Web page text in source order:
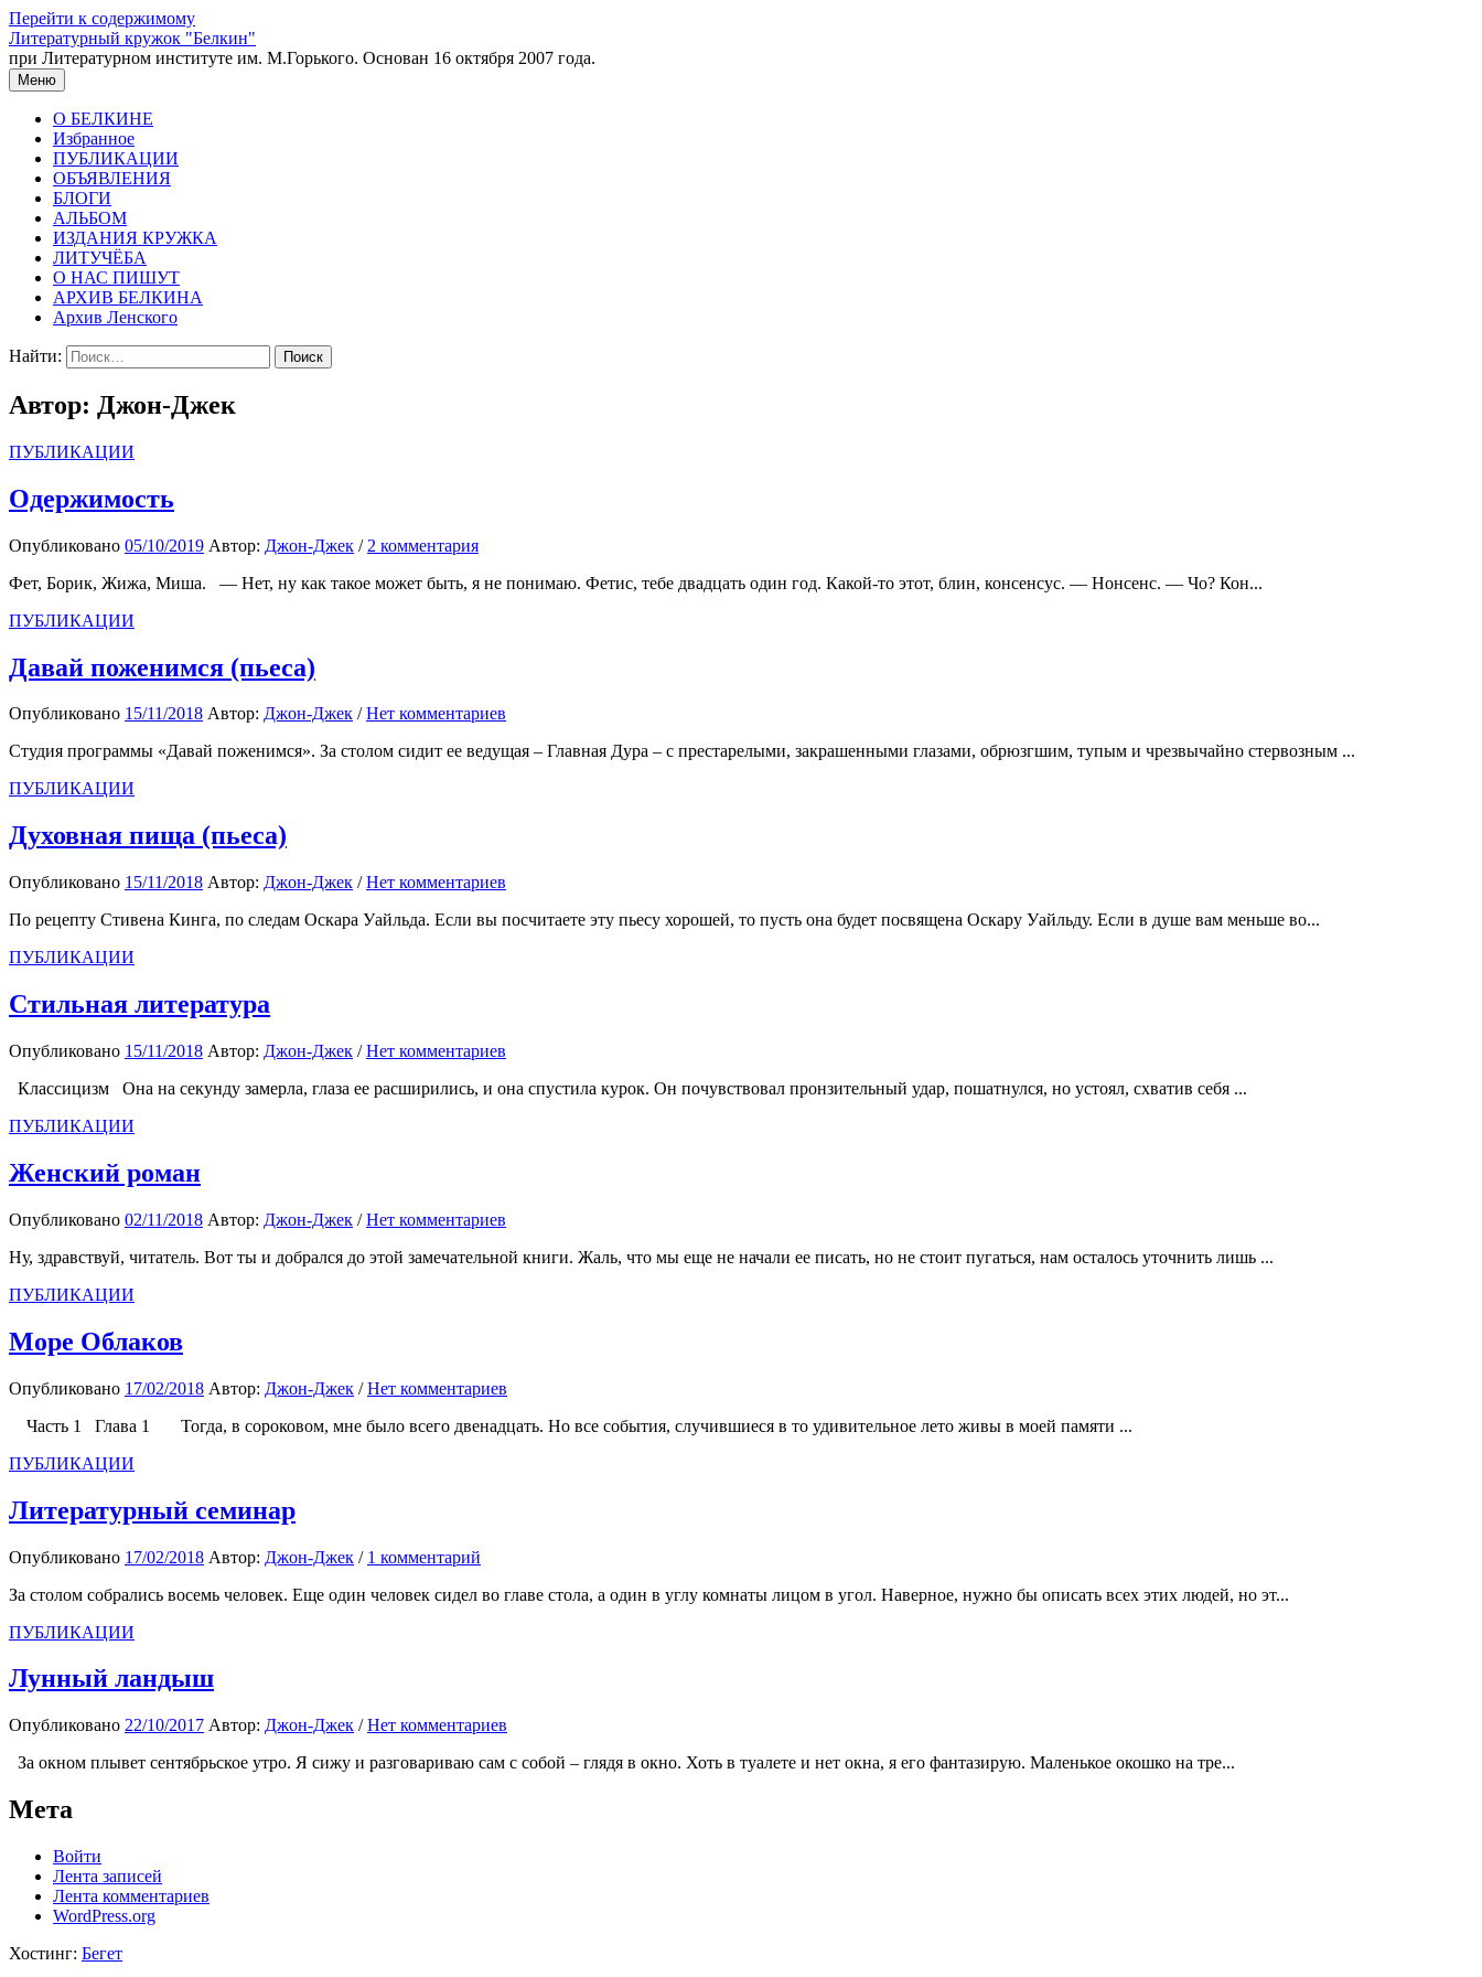
Перейти к содержимому
Литературный кружок "Белкин"
при Литературном институте им. М.Горького. Основан 16 октября 2007 года.
Меню
О БЕЛКИНЕ
Избранное
ПУБЛИКАЦИИ
ОБЪЯВЛЕНИЯ
БЛОГИ
АЛЬБОМ
ИЗДАНИЯ КРУЖКА
ЛИТУЧЁБА
О НАС ПИШУТ
АРХИВ БЕЛКИНА
Архив Ленского
Найти:
Автор: Джон-Джек
ПУБЛИКАЦИИ
Одержимость
Опубликовано 05/10/2019 Автор: Джон-Джек / 2 комментария
Фет, Борик, Жижа, Миша. — Нет, ну как такое может быть, я не понимаю. Фетис, тебе двадцать один год. Какой-то этот, блин, консенсус. — Нонсенс. — Чо? Кон...
ПУБЛИКАЦИИ
Давай поженимся (пьеса)
Опубликовано 15/11/2018 Автор: Джон-Джек /Нет комментариев
Студия программы «Давай поженимся». За столом сидит ее ведущая – Главная Дура – с престарелыми, закрашенными глазами, обрюзгшим, тупым и чрезвычайно стервозным ...
ПУБЛИКАЦИИ
Духовная пища (пьеса)
Опубликовано 15/11/2018 Автор: Джон-Джек /Нет комментариев
По рецепту Стивена Кинга, по следам Оскара Уайльда. Если вы посчитаете эту пьесу хорошей, то пусть она будет посвящена Оскару Уайльду. Если в душе вам меньше во...
ПУБЛИКАЦИИ
Стильная литература
Опубликовано 15/11/2018 Автор: Джон-Джек /Нет комментариев
Классицизм Она на секунду замерла, глаза ее расширились, и она спустила курок. Он почувствовал пронзительный удар, пошатнулся, но устоял, схватив себя ...
ПУБЛИКАЦИИ
Женский роман
Опубликовано 02/11/2018 Автор: Джон-Джек /Нет комментариев
Ну, здравствуй, читатель. Вот ты и добрался до этой замечательной книги. Жаль, что мы еще не начали ее писать, но не стоит пугаться, нам осталось уточнить лишь ...
ПУБЛИКАЦИИ
Море Облаков
Опубликовано 17/02/2018 Автор: Джон-Джек /Нет комментариев
Часть 1 Глава 1 Тогда, в сороковом, мне было всего двенадцать. Но все события, случившиеся в то удивительное лето живы в моей памяти ...
ПУБЛИКАЦИИ
Литературный семинар
Опубликовано 17/02/2018 Автор: Джон-Джек / 1 комментарий
За столом собрались восемь человек. Еще один человек сидел во главе стола, а один в углу комнаты лицом в угол. Наверное, нужно бы описать всех этих людей, но эт...
ПУБЛИКАЦИИ
Лунный ландыш
Опубликовано 22/10/2017 Автор: Джон-Джек /Нет комментариев
За окном плывет сентябрьское утро. Я сижу и разговариваю сам с собой – глядя в окно. Хоть в туалете и нет окна, я его фантазирую. Маленькое окошко на тре...
Мета
Войти
Лента записей
Лента комментариев
WordPress.org
Хостинг: Бегет